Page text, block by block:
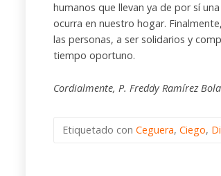
humanos que llevan ya de por sí
ocurra en nuestro hogar.
las personas, a ser solidarios y
tiempo oportuno.
Cordialmente, P. Freddy Ramírez
Etiquetado con Ceguera, Ciego,